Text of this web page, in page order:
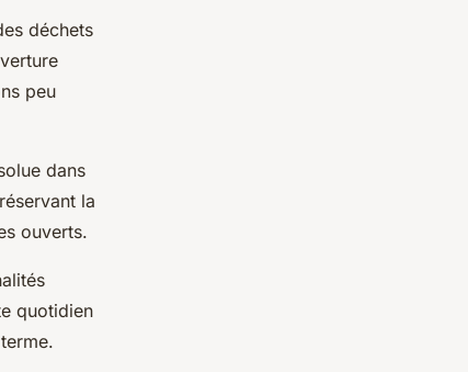
déchets
peu
dans
la
ouverts.
quotidien